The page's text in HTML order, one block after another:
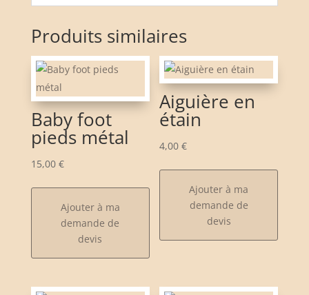
Produits similaires
Baby foot
pieds métal
15,00 €
Ajouter à ma
demande de
devis
Aiguière en
étain
4,00€
Ajouter à ma
demande de
devis